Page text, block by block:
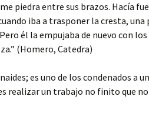
piedra entre sus brazos. Hacía
iba a trasponer la cresta,
él la empujaba de nuevo con
(Homero, Catedra)
es uno de los condenados a
realizar un trabajo no finito que no